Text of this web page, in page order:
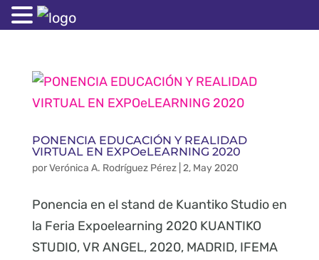
PONENCIA EDUCACIÓN Y REALIDAD
VIRTUAL EN EXPOeLEARNING 2020
porVerónica A. Rodríguez Pérez| 2, May 2020
Ponencia en el stand de Kuantiko Studio en
la Feria Expoelearning 2020 KUANTIKO
STUDIO, VR ANGEL, 2020, MADRID, IFEMA